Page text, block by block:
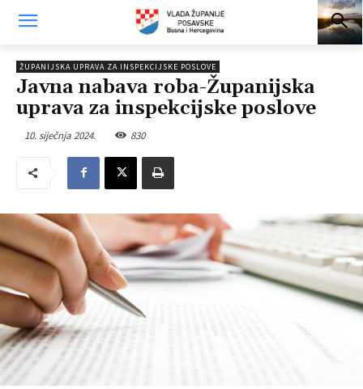
ŽUPANIJSKA UPRAVA ZA INSPEKCIJSKE POSLOVE
Javna nabava roba-Županijska
uprava za inspekcijske poslove
10. siječnja 2024. 830